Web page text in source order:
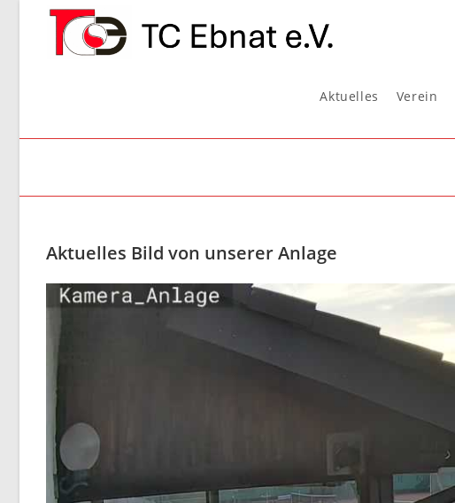
Aktuelles Verein
Aktuelles Bild von unserer Anlage